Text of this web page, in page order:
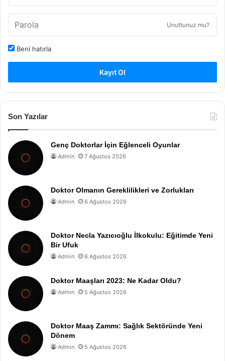
Unuttunuz mu?
Beni hatırla
Kayıt Ol
Son Yazılar
Genç Doktorlar İçin Eğlenceli Oyunlar
Admin 7 Ağustos 2026
Doktor Olmanın Gereklilikleri ve Zorlukları
Admin 6 Ağustos 2026
Doktor Necla Yazıcıoğlu İlkokulu: Eğitimde Yeni
Bir Ufuk
Admin 6 Ağustos 2026
Doktor Maaşları 2023: Ne Kadar Oldu?
Admin 5 Ağustos 2026
Doktor Maaş Zammı: Sağlık Sektöründe Yeni
Dönem
Admin 5 Ağustos 2026